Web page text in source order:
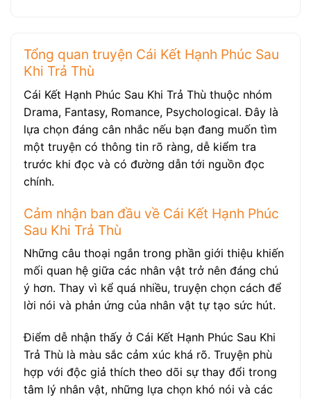
Tổng quan truyện Cái Kết Hạnh Phúc Sau
Khi Trả Thù
Cái Kết Hạnh Phúc Sau Khi Trả Thù thuộc nhóm
Drama, Fantasy, Romance, Psychological. Đây là
lựa chọn đáng cân nhắc nếu bạn đang muốn tìm
một truyện có thông tin rõ ràng, dễ kiểm tra
trước khi đọc và có đường dẫn tới nguồn đọc
chính.
Cảm nhận ban đầu về Cái Kết Hạnh Phúc
Sau Khi Trả Thù
Những câu thoại ngắn trong phần giới thiệu khiến
mối quan hệ giữa các nhân vật trở nên đáng chú
ý hơn. Thay vì kể quá nhiều, truyện chọn cách để
lời nói và phản ứng của nhân vật tự tạo sức hút.
Điểm dễ nhận thấy ở Cái Kết Hạnh Phúc Sau Khi
Trả Thù là màu sắc cảm xúc khá rõ. Truyện phù
hợp với độc giả thích theo dõi sự thay đổi trong
tâm lý nhân vật, những lựa chọn khó nói và các